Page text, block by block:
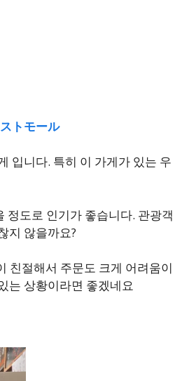
トモール
입니다. 특히 이 가게가 있는 우
정도로 인기가 좋습니다. 관광객
지 않을까요?
친절해서 주문도 크게 어려움이
는 상황이라면 좋겠네요